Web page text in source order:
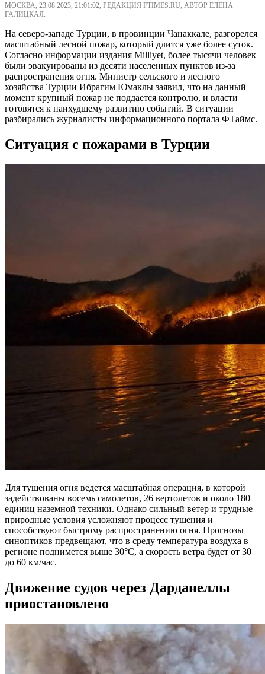
МОСКВА, 23.08.2023, 21:01:02, РЕДАКЦИЯ FTIMES.RU, АВТОР ЕЛЕНА
ГАЛИЦКАЯ.
На северо-западе Турции, в провинции Чанаккале, разгорелся
масштабный лесной пожар, который длится уже более суток.
Согласно информации издания Milliyet, более тысячи человек
были эвакуированы из десяти населенных пунктов из-за
распространения огня. Министр сельского и лесного
хозяйства Турции Ибрагим Юмаклы заявил, что на данный
момент крупный пожар не поддается контролю, и власти
готовятся к наихудшему развитию событий. В ситуации
разбирались журналисты информационного портала ФТаймс.
Ситуация с пожарами в Турции
Для тушения огня ведется масштабная операция, в которой
задействованы восемь самолетов, 26 вертолетов и около 180
единиц наземной техники. Однако сильный ветер и трудные
природные условия усложняют процесс тушения и
способствуют быстрому распространению огня. Прогнозы
синоптиков предвещают, что в среду температура воздуха в
регионе поднимется выше 30°C, а скорость ветра будет от 30
до 60 км/час.
Движение судов через Дарданеллы
приостановлено